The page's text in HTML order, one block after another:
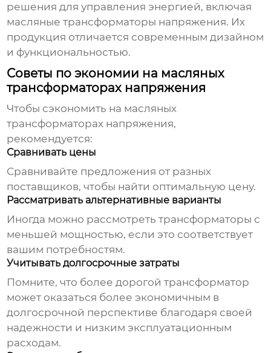
решения для управления энергией, включая
масляные трансформаторы напряжения. Их
продукция отличается современным дизайном
и функциональностью.
Советы по экономии на масляных
трансформаторах напряжения
Чтобы сэкономить на масляных
трансформаторах напряжения,
рекомендуется:
Сравнивать цены
Сравнивайте предложения от разных
поставщиков, чтобы найти оптимальную цену.
Рассматривать альтернативные варианты
Иногда можно рассмотреть трансформаторы с
меньшей мощностью, если это соответствует
вашим потребностям.
Учитывать долгосрочные затраты
Помните, что более дорогой трансформатор
может оказаться более экономичным в
долгосрочной перспективе благодаря своей
надежности и низким эксплуатационным
расходам.